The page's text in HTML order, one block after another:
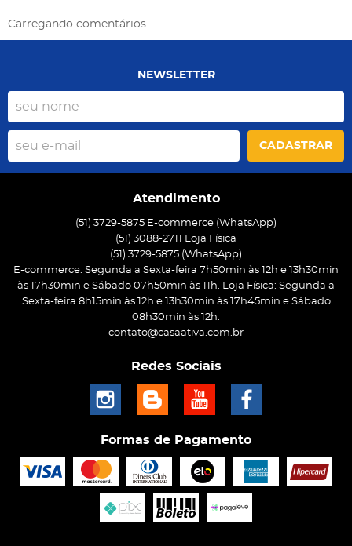
Carregando comentários ...
NEWSLETTER
CADASTRAR
Atendimento
(51) 3729-5875 E-commerce (WhatsApp)
(51) 3088-2711 Loja Física
(51) 3729-5875 (WhatsApp)
E-commerce: Segunda a Sexta-feira 7h50min às 12h e 13h30min
às 17h30min e Sábado 07h50min às 11h. Loja Física: Segunda a
Sexta-feira 8h15min às 12h e 13h30min às 17h45min e Sábado
08h30min às 12h.
contato@casaativa.com.br
Redes Sociais
Formas de Pagamento